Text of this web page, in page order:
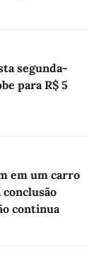
segunda-
para R$ 5
em um carro
continua